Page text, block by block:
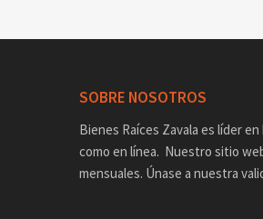
SOBRE NOSOTROS
Bienes Raíces Zavala es líder
como en línea. Nuestro sitio
mensuales. Únase a nuestra